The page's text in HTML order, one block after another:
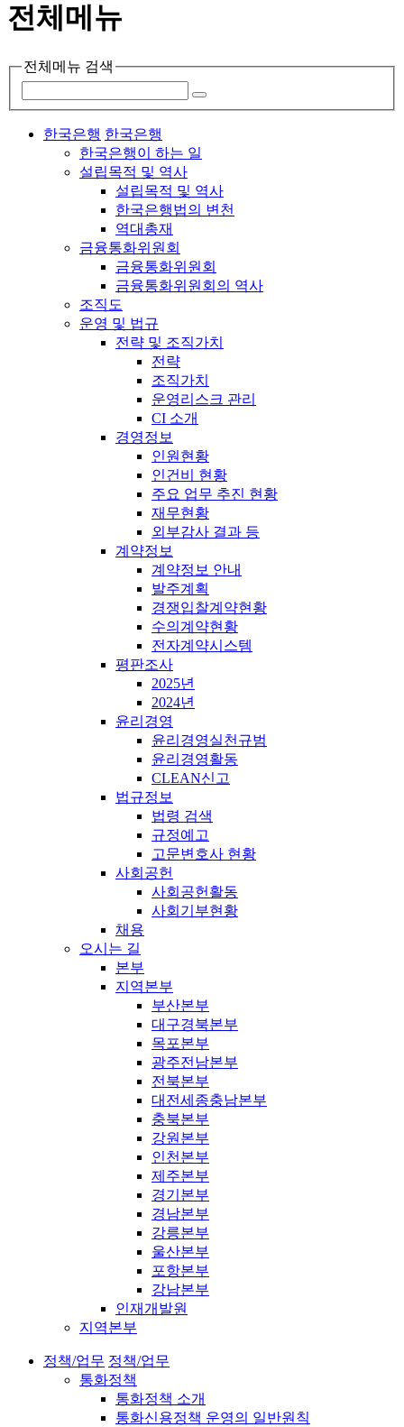
전체메뉴
전체메뉴 검색
한국은행 한국은행
한국은행이 하는 일
설립목적 및 역사
설립목적 및 역사
한국은행법의 변천
역대총재
금융통화위원회
금융통화위원회
금융통화위원회의 역사
조직도
운영 및 법규
전략 및 조직가치
전략
조직가치
운영리스크 관리
CI 소개
경영정보
인원현황
인건비 현황
주요 업무 추진 현황
재무현황
외부감사 결과 등
계약정보
계약정보 안내
발주계획
경쟁입찰계약현황
수의계약현황
전자계약시스템
평판조사
2025년
2024년
윤리경영
윤리경영실천규범
윤리경영활동
CLEAN신고
법규정보
법령 검색
규정예고
고문변호사 현황
사회공헌
사회공헌활동
사회기부현황
채용
오시는 길
본부
지역본부
부산본부
대구경북본부
목포본부
광주전남본부
전북본부
대전세종충남본부
충북본부
강원본부
인천본부
제주본부
경기본부
경남본부
강릉본부
울산본부
포항본부
강남본부
인재개발원
지역본부
정책/업무 정책/업무
통화정책
통화정책 소개
통화신용정책 운영의 일반원칙